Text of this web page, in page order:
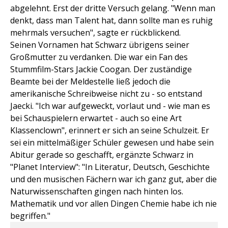
abgelehnt. Erst der dritte Versuch gelang. "Wenn man
denkt, dass man Talent hat, dann sollte man es ruhig
mehrmals versuchen", sagte er rückblickend.
Seinen Vornamen hat Schwarz übrigens seiner
Großmutter zu verdanken. Die war ein Fan des
Stummfilm-Stars Jackie Coogan. Der zuständige
Beamte bei der Meldestelle ließ jedoch die
amerikanische Schreibweise nicht zu - so entstand
Jaecki. "Ich war aufgeweckt, vorlaut und - wie man es
bei Schauspielern erwartet - auch so eine Art
Klassenclown", erinnert er sich an seine Schulzeit. Er
sei ein mittelmäßiger Schüler gewesen und habe sein
Abitur gerade so geschafft, ergänzte Schwarz in
"Planet Interview": "In Literatur, Deutsch, Geschichte
und den musischen Fächern war ich ganz gut, aber die
Naturwissenschaften gingen nach hinten los.
Mathematik und vor allen Dingen Chemie habe ich nie
begriffen."